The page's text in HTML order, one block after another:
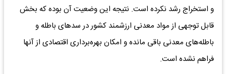
و استخراج رشد نکرده است. نتیجه این وضعیت آن بوده که بخش
قابل توجهی از مواد معدنی ارزشمند کشور در سد‌های باطله و
باطله‌های معدنی باقی مانده و امکان بهره‌برداری اقتصادی از آنها
فراهم نشده است.